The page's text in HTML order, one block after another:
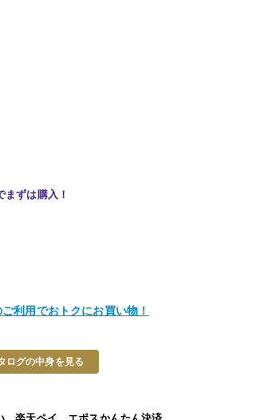
まずは購入！
利用でおトクにお買い物！
ログの中身を見る